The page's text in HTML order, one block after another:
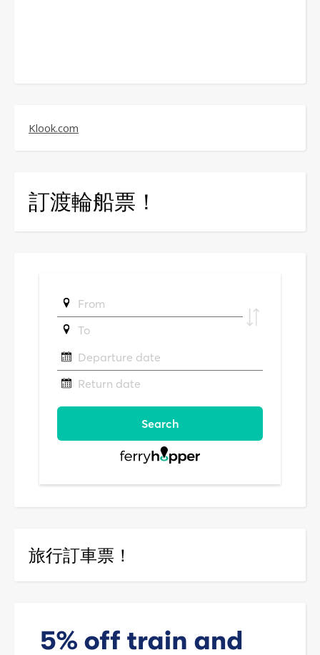
Klook.com
訂渡輪船票！
旅行訂車票！